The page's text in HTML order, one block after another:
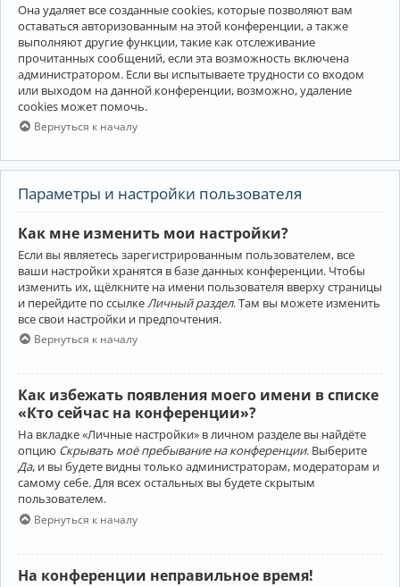
Она удаляет все созданные cookies, которые позволяют вам
оставаться авторизованным на этой конференции, а также
выполняют другие функции, такие как отслеживание
прочитанных сообщений, если эта возможность включена
администратором. Если вы испытываете трудности со входом
или выходом на данной конференции, возможно, удаление
cookies может помочь.
Вернуться к началу
Параметры и настройки пользователя
Как мне изменить мои настройки?
Если вы являетесь зарегистрированным пользователем, все
ваши настройки хранятся в базе данных конференции. Чтобы
изменить их, щёлкните на имени пользователя вверху страницы
и перейдите по ссылке Личный раздел. Там вы можете изменить
все свои настройки и предпочтения.
Вернуться к началу
Как избежать появления моего имени в списке
«Кто сейчас на конференции»?
На вкладке «Личные настройки» в личном разделе вы найдёте
опцию Скрывать моё пребывание на конференции. Выберите
Да, и вы будете видны только администраторам, модераторам и
самому себе. Для всех остальных вы будете скрытым
пользователем.
Вернуться к началу
На конференции неправильное время!